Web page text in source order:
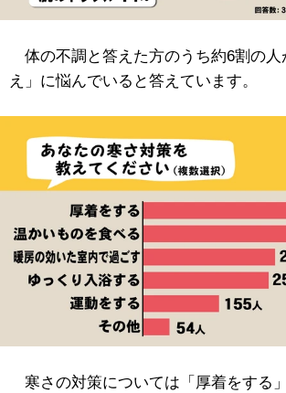
体の不調と答えた方のうち約6割の人
え」に悩んでいると答えています。
寒さの対策については「厚着をする